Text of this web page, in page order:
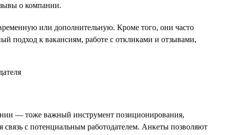
о компании.
или дополнительную. Кроме того, они часто
подход к вакансиям, работе с откликами и отзывами,
— тоже важный инструмент позиционирования,
связь с потенциальным работодателем. Анкеты позволяют